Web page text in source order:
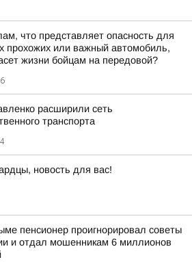
что представляет опасность для
прохожих или важный автомобиль,
жизни бойцам на передовой?
расширили сеть
транспорта
новость для вас!
пенсионер проигнорировал советы
и отдал мошенникам 6 миллионов